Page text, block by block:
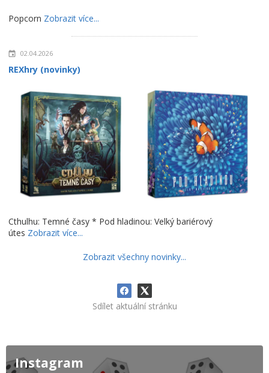
Popcorn Zobrazit více...
02.04.2026
REXhry (novinky)
Cthulhu: Temné časy * Pod hladinou: Velký bariérový
útes Zobrazit více...
Zobrazit všechny novinky...
Sdílet aktuální stránku
Instagram